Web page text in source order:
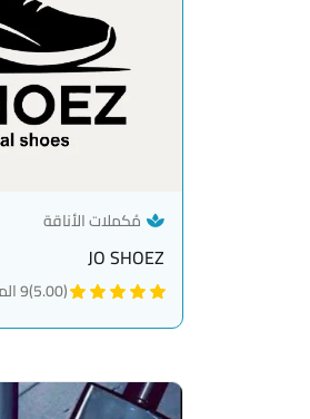
مُكملات الأناقة— category link
JO SHOEZ
(5.00) 9 المراجعات